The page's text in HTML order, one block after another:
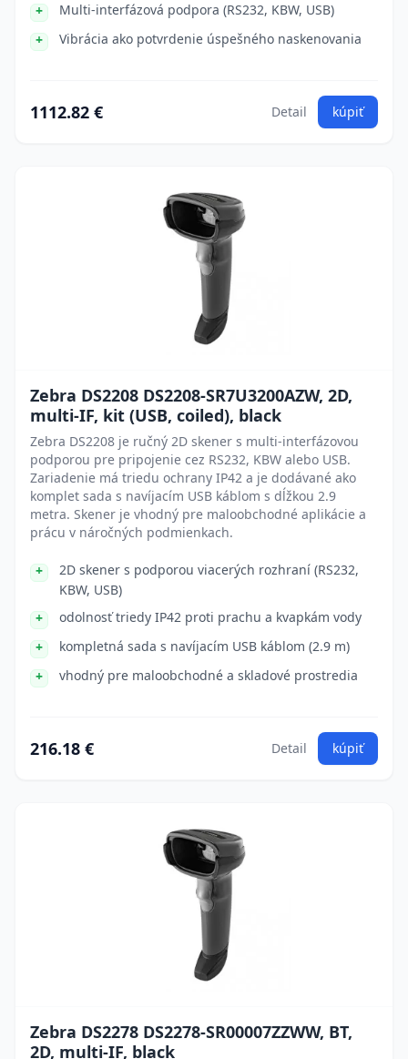
Multi-interfázová podpora (RS232, KBW, USB)
Vibrácia ako potvrdenie úspešného naskenovania
1112.82 € Detail kúpiť
Zebra DS2208 DS2208-SR7U3200AZW, 2D,
multi-IF, kit (USB, coiled), black
Zebra DS2208 je ručný 2D skener s multi-interfázovou
podporou pre pripojenie cez RS232, KBW alebo USB.
Zariadenie má triedu ochrany IP42 a je dodávané ako
komplet sada s navíjacím USB káblom s dĺžkou 2.9
metra. Skener je vhodný pre maloobchodné aplikácie a
prácu v náročných podmienkach.
2D skener s podporou viacerých rozhraní (RS232,
KBW, USB)
odolnosť triedy IP42 proti prachu a kvapkám vody
kompletná sada s navíjacím USB káblom (2.9 m)
vhodný pre maloobchodné a skladové prostredia
216.18 € Detail kúpiť
Zebra DS2278 DS2278-SR00007ZZWW, BT,
2D, multi-IF, black